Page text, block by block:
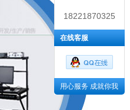
18221870325
在线客服
用心服务 成就你我